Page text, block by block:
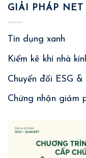
GIẢI PHÁP NET
Tín dụng xanh
Kiểm kê khí nhà
Chuyển đổi ESG
Chứng nhận giảm